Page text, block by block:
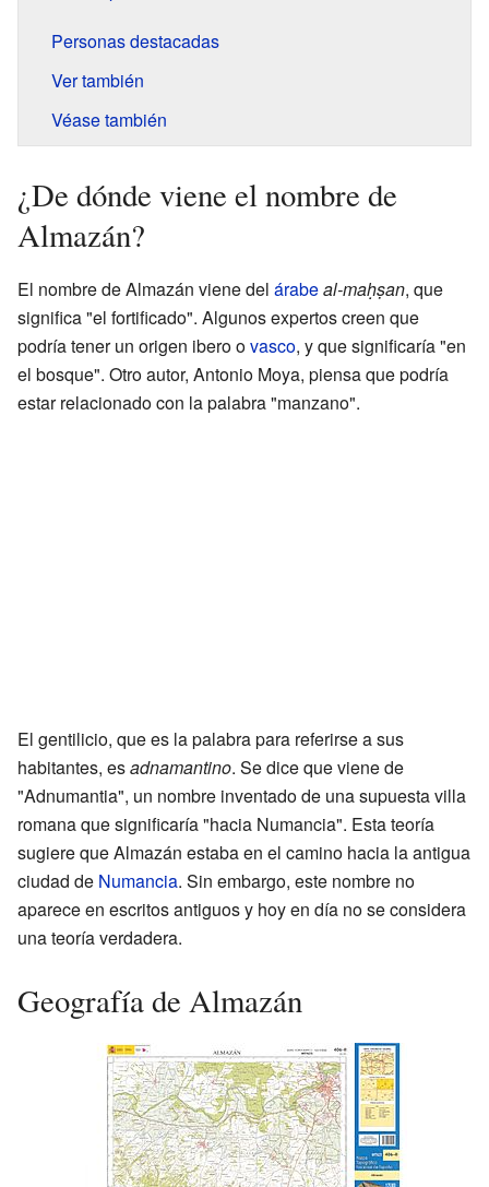
Personas destacadas
Ver también
Véase también
¿De dónde viene el nombre de
Almazán?
El nombre de Almazán viene del árabeal-maḥṣan, que
significa "el fortificado". Algunos expertos creen que
podría tener un origen ibero ovasco, y que significaría "en
el bosque". Otro autor, Antonio Moya, piensa que podría
estar relacionado con la palabra "manzano".
El gentilicio, que es la palabra para referirse a sus
habitantes, esadnamantino. Se dice que viene de
"Adnumantia", un nombre inventado de una supuesta villa
romana que significaría "hacia Numancia". Esta teoría
sugiere que Almazán estaba en el camino hacia la antigua
ciudad de Numancia. Sin embargo, este nombre no
aparece en escritos antiguos y hoy en día no se considera
una teoría verdadera.
Geografía de Almazán